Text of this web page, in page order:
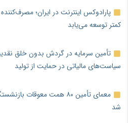
پارادوکس اینترنت در ایران؛
کمتر توسعه می‌یابد
تأمین سرمایه در گردش بدون خلق
سیاست‌های مالیاتی در حمایت از تولید
معمای تأمین ۸۰ همت معوقات
شد